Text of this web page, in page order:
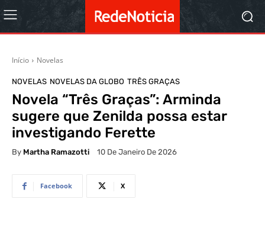
Início Novelas
NOVELAS NOVELAS DA GLOBO TRÊS GRAÇAS
Novela “Três Graças”: Arminda
sugere que Zenilda possa estar
investigando Ferette
By Martha Ramazotti 10 De Janeiro De 2026
Facebook X